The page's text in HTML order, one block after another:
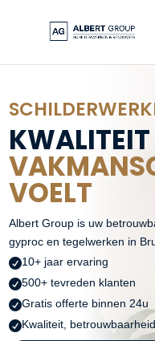
KWALITEIT
VOELT
Albert Group is uw
gyproc en tegelwerken in
10+ jaar ervaring
500+ tevreden klanten
Gratis offerte binnen 24u
Kwaliteit,